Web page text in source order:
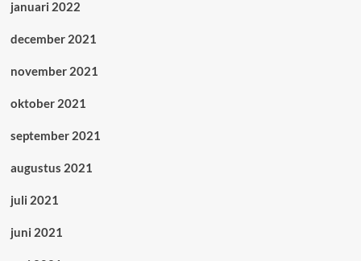
januari 2022
december 2021
november 2021
oktober 2021
september 2021
augustus 2021
juli 2021
juni 2021